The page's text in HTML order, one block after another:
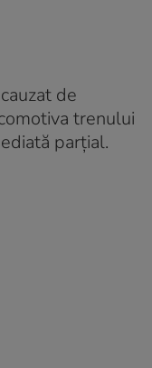
de
trenului
parțial.